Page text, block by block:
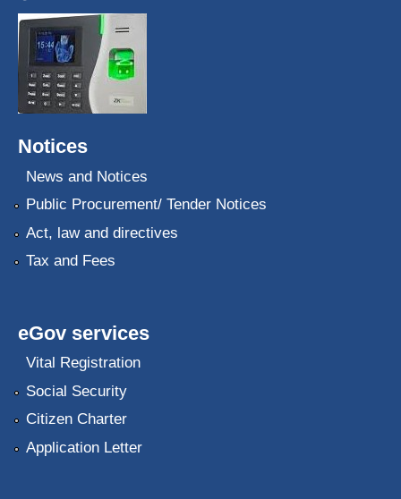
Notices
News and Notices
Public Procurement/ Tender Notices
Act, law and directives
Tax and Fees
eGov services
Vital Registration
Social Security
Citizen Charter
Application Letter